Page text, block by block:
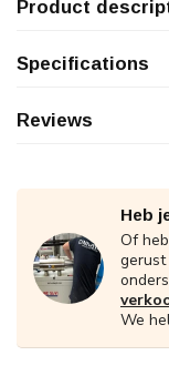
Product
Specifications
Reviews
Heb
Of
We